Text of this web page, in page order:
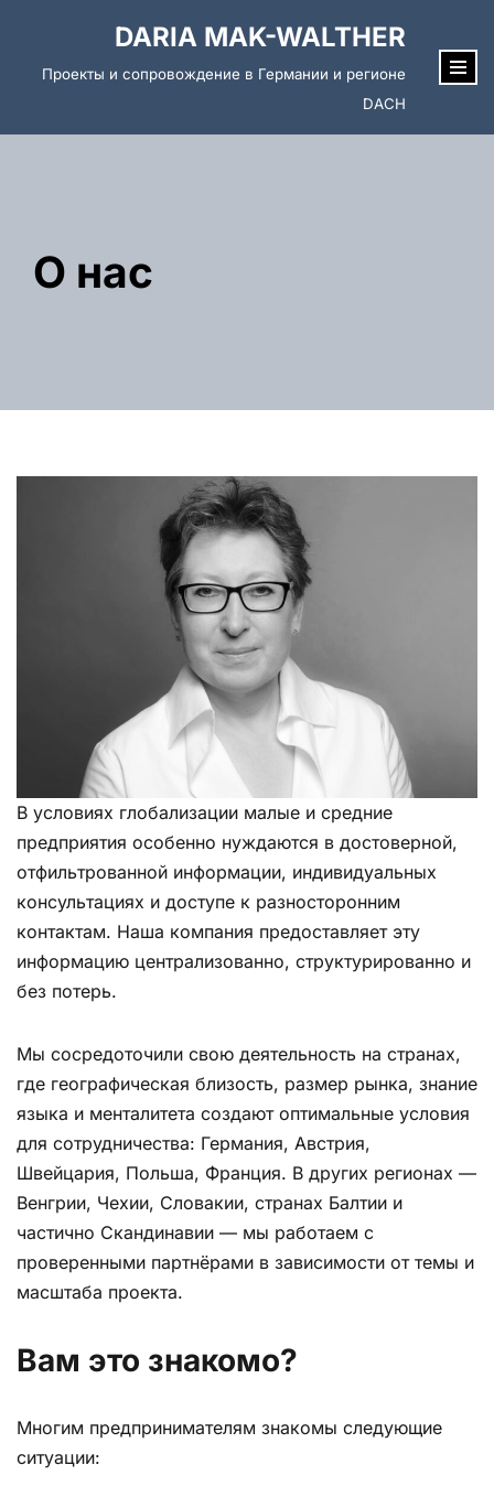
DARIA MAK-WALTHER
Проекты и сопровождение в Германии и регионе
DACH
О нас
В условиях глобализации малые и средние
предприятия особенно нуждаются в достоверной,
отфильтрованной информации, индивидуальных
консультациях и доступе к разносторонним
контактам. Наша компания предоставляет эту
информацию централизованно, структурированно и
без потерь.
Мы сосредоточили свою деятельность на странах,
где географическая близость, размер рынка, знание
языка и менталитета создают оптимальные условия
для сотрудничества: Германия, Австрия,
Швейцария, Польша, Франция. В других регионах —
Венгрии, Чехии, Словакии, странах Балтии и
частично Скандинавии — мы работаем с
проверенными партнёрами в зависимости от темы и
масштаба проекта.
Вам это знакомо?
Многим предпринимателям знакомы следующие
ситуации: